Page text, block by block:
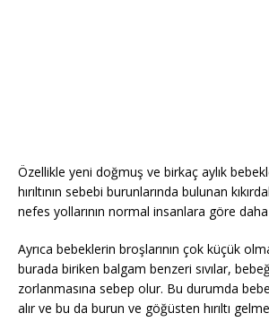
Özellikle yeni doğmuş ve birkaç aylık
hırıltının sebebi burunlarında bulunan
nefes yollarının normal insanlara göre daha
Ayrıca bebeklerin broşlarının çok küçük
burada biriken balgam benzeri sıvılar,
zorlanmasına sebep olur. Bu durumda
alır ve bu da burun ve göğüsten hırıltı